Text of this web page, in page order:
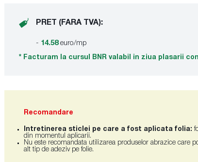
PRET (FARA TVA):
- 14.58euro/mp
* Facturam la cursul BNR valabil in ziua plasarii
Recomandare
Intretinerea sticlei pe care a fost aplicata folia:
din momentul aplicarii.
Nu este recomandata utilizarea produselor abrazice care
alt tip de adeziv pe folie.